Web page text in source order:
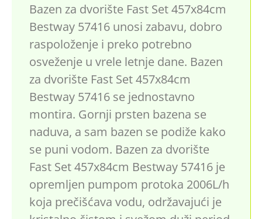
Bazen za dvorište Fast Set 457x84cm
Bestway 57416 unosi zabavu, dobro
raspoloženje i preko potrebno
osveženje u vrele letnje dane. Bazen
za dvorište Fast Set 457x84cm
Bestway 57416 se jednostavno
montira. Gornji prsten bazena se
naduva, a sam bazen se podiže kako
se puni vodom. Bazen za dvorište
Fast Set 457x84cm Bestway 57416 je
opremljen pumpom protoka 2006L/h
koja prečišćava vodu, održavajući je